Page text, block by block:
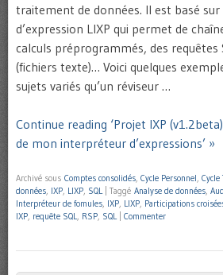
traitement de données. Il est basé sur
d’expression LIXP qui permet de
calculs préprogrammés, des requêtes
(fichiers texte)… Voici quelques
sujets variés qu’un réviseur …
Continue reading ‘Projet IXP
de mon interpréteur d’expressions’ »
Archivé sous Comptes consolidés, Cycle Personnel, Cycle
données, IXP, LIXP, SQL Taggé Analyse de données,
Interpréteur de fomules, IXP, LIXP, Participations
IXP, requête SQL, RSP, SQL Commenter